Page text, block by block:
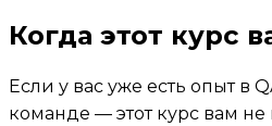
Когда этот курс
Если у вас уже есть опыт в
команде — этот курс вам